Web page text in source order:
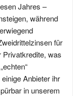
Jahres –
während
für
Privatkredite, was
Anbieter ihr
in unserem